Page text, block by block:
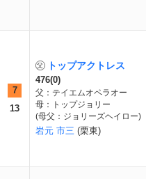
7
13
トップアクトレス
476(0)
父：テイエムオペラオー
母：トップジョリー
(母父：ジョリーズヘイロー)
岩元 市三 (栗東)